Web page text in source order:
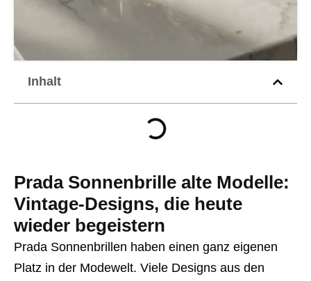
Inhalt
Prada Sonnenbrille alte Modelle:
Vintage-Designs, die heute
wieder begeistern
Prada Sonnenbrillen haben einen ganz eigenen
Platz in der Modewelt. Viele Designs aus den